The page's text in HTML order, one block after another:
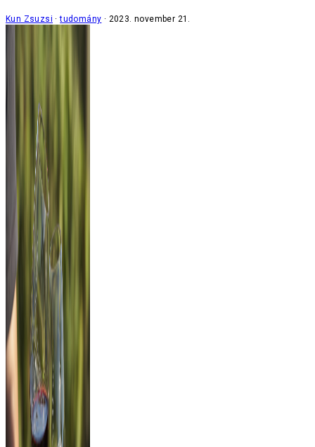
Kun Zsuzsi tudomány 2023. november 21.